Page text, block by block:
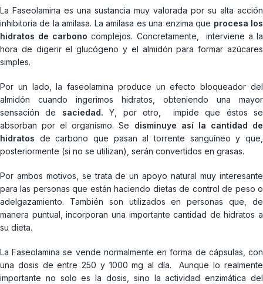
La Faseolamina es una sustancia muy valorada por su alta acción
inhibitoria de la amilasa. La amilasa es una enzima que procesa los
hidratos de carbono complejos. Concretamente, interviene a la
hora de digerir el glucógeno y el almidón para formar azúcares
simples.
Por un lado, la faseolamina produce un efecto bloqueador del
almidón cuando ingerimos hidratos, obteniendo una mayor
sensación de saciedad. Y, por otro, impide que éstos se
absorban por el organismo. Se disminuye así la cantidad de
hidratos de carbono que pasan al torrente sanguíneo y que,
posteriormente (si no se utilizan), serán convertidos en grasas.
Por ambos motivos, se trata de un apoyo natural muy interesante
para las personas que están haciendo dietas de control de peso o
adelgazamiento. También son utilizados en personas que, de
manera puntual, incorporan una importante cantidad de hidratos a
su dieta.
La Faseolamina se vende normalmente en forma de cápsulas, con
una dosis de entre 250 y 1000 mg al día. Aunque lo realmente
importante no solo es la dosis, sino la actividad enzimática del